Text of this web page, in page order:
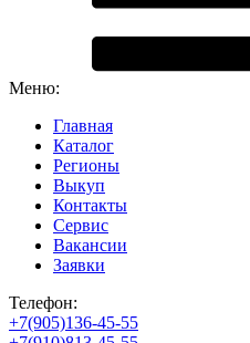
Меню:
Главная
Каталог
Регионы
Выкуп
Контакты
Сервис
Вакансии
Заявки
Телефон:
+7(905)136-45-55